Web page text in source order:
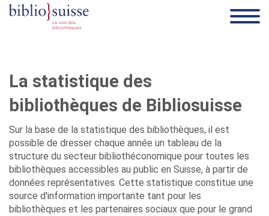
La statistique des
bibliothèques de Bibliosuisse
Sur la base de la statistique des bibliothèques, il est
possible de dresser chaque année un tableau de la
structure du secteur bibliothéconomique pour toutes les
bibliothèques accessibles au public en Suisse, à partir de
données représentatives. Cette statistique constitue une
source d'information importante tant pour les
bibliothèques et les partenaires sociaux que pour le grand